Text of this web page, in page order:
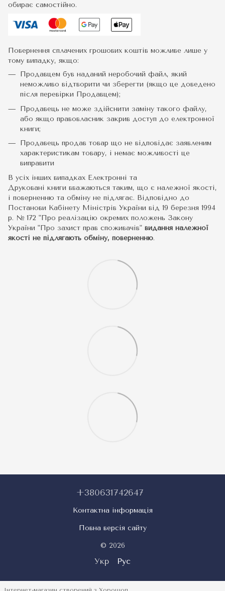
обирає самостійно.
Повернення сплачених грошових коштів можливе лише у
тому випадку, якщо:
Продавцем був наданий неробочий файл, який
неможливо відтворити чи зберегти (якщо це доведено
після перевірки Продавцем);
Продавець не може здійснити заміну такого файлу,
або якщо правовласник закрив доступ до електронної
книги;
Продавець продав товар що не відповідає заявленим
характеристикам товару, і немає можливості це
виправити
В усіх інших випадках Електронні та
Друковані книги вважаються таким, що є належної якості,
і поверненню та обміну не підлягає. Відповідно до
Постанови Кабінету Міністрів України від 19 березня 1994
р. № 172 "Про реалізацію окремих положень Закону
України "Про захист прав споживачів" видання належної
якості не підлягають обміну, поверненню.
+380631742647
Контактна інформація
Повна версія сайту
© 2026
Укр Рус